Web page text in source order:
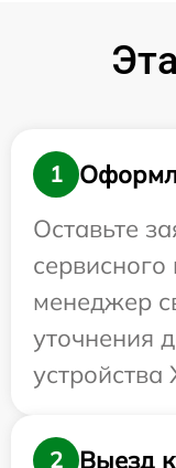
1
Оставьте
менеджер
уточнения
устройства
2
Выезд